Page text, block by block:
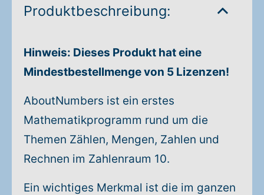
Produktbeschreibung:
Hinweis: Dieses Produkt hat eine
Mindestbestellmenge von 5 Lizenzen!
AboutNumbers ist ein erstes
Mathematikprogramm rund um die
Themen Zählen, Mengen, Zahlen und
Rechnen im Zahlenraum 10.
Ein wichtiges Merkmal ist die im ganzen